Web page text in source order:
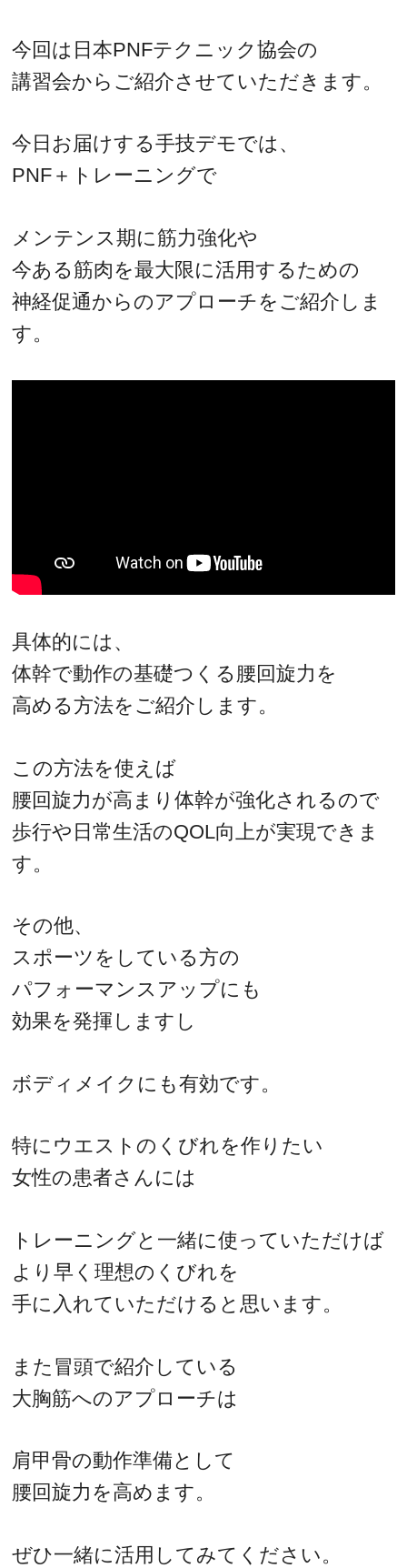
今回は日本PNFテクニック協会の
講習会からご紹介させていただきます。
今日お届けする手技デモでは、
PNF＋トレーニングで
メンテンス期に筋力強化や
今ある筋肉を最大限に活用するための
神経促通からのアプローチをご紹介しま
す。
具体的には、
体幹で動作の基礎つくる腰回旋力を
高める方法をご紹介します。
この方法を使えば
腰回旋力が高まり体幹が強化されるので
歩行や日常生活のQOL向上が実現できま
す。
その他、
スポーツをしている方の
パフォーマンスアップにも
効果を発揮しますし
ボディメイクにも有効です。
特にウエストのくびれを作りたい
女性の患者さんには
トレーニングと一緒に使っていただけば
より早く理想のくびれを
手に入れていただけると思います。
また冒頭で紹介している
大胸筋へのアプローチは
肩甲骨の動作準備として
腰回旋力を高めます。
ぜひ一緒に活用してみてください。